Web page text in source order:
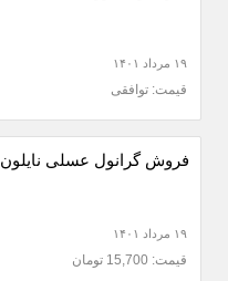
۱۹ مرداد ۱۴۰۱
قیمت: توافقی
فروش گرانول عسلی نایلون
۱۹ مرداد ۱۴۰۱
قیمت: 15,700 تومان